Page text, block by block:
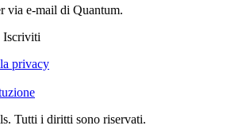
via e-mail di Quantum.
Iscriviti
privacy
Tutti i diritti sono riservati.